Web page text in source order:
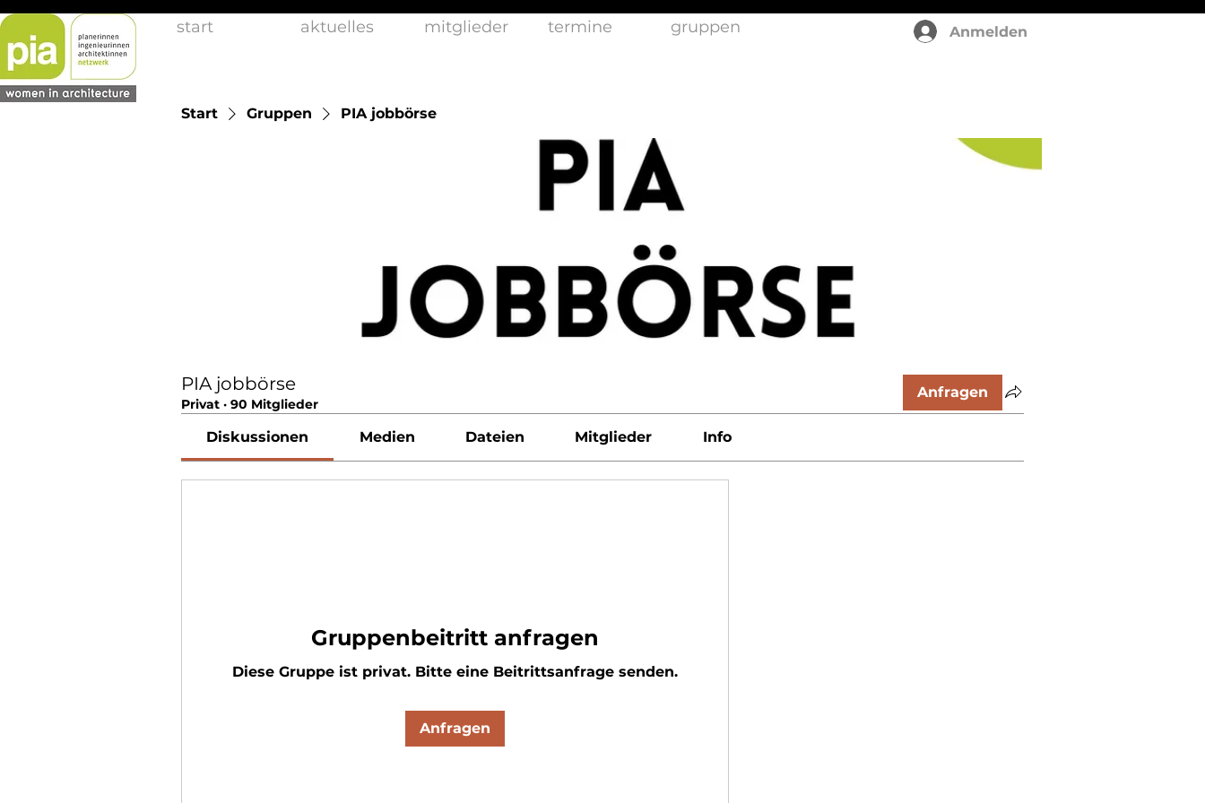
start aktuelles mitglieder termine gruppen Anmelden
Start Gruppen PIA jobbörse
PIA jobbörse
Privat · 90 Mitglieder
Anfragen
Diskussionen Medien Dateien Mitglieder Info
Gruppenbeitritt anfragen
Diese Gruppe ist privat. Bitte eine Beitrittsanfrage senden.
Anfragen